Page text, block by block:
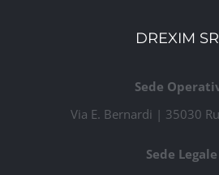
DREXIM
Sede
Via E. Bernardi | 35030
Sede Legale